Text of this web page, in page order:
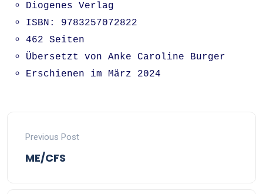
Diogenes Verlag
ISBN: 9783257072822
462 Seiten
Übersetzt von Anke Caroline Burger
Erschienen im März 2024
Previous Post
ME/CFS